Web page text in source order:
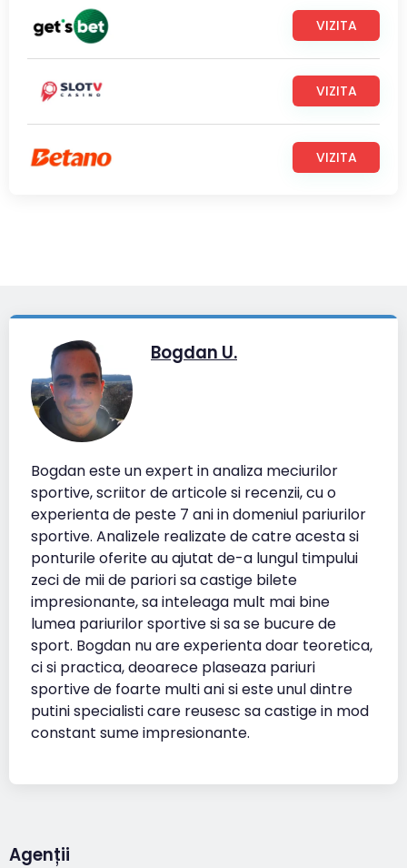
VIZITA
VIZITA
VIZITA
Bogdan U.
Bogdan este un expert in analiza meciurilor
sportive, scriitor de articole si recenzii, cu o
experienta de peste 7 ani in domeniul pariurilor
sportive. Analizele realizate de catre acesta si
ponturile oferite au ajutat de-a lungul timpului
zeci de mii de pariori sa castige bilete
impresionante, sa inteleaga mult mai bine
lumea pariurilor sportive si sa se bucure de
sport. Bogdan nu are experienta doar teoretica,
ci si practica, deoarece plaseaza pariuri
sportive de foarte multi ani si este unul dintre
putini specialisti care reusesc sa castige in mod
constant sume impresionante.
Agenții